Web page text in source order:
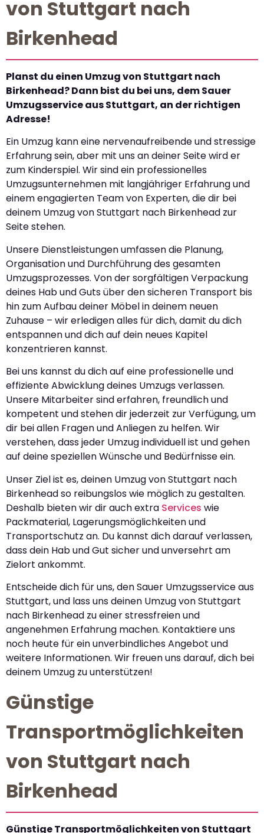
von Stuttgart nach
Birkenhead
Planst du einen Umzug von Stuttgart nach
Birkenhead? Dann bist du bei uns, dem Sauer
Umzugsservice aus Stuttgart, an der richtigen
Adresse!
Ein Umzug kann eine nervenaufreibende und stressige
Erfahrung sein, aber mit uns an deiner Seite wird er
zum Kinderspiel. Wir sind ein professionelles
Umzugsunternehmen mit langjähriger Erfahrung und
einem engagierten Team von Experten, die dir bei
deinem Umzug von Stuttgart nach Birkenhead zur
Seite stehen.
Unsere Dienstleistungen umfassen die Planung,
Organisation und Durchführung des gesamten
Umzugsprozesses. Von der sorgfältigen Verpackung
deines Hab und Guts über den sicheren Transport bis
hin zum Aufbau deiner Möbel in deinem neuen
Zuhause – wir erledigen alles für dich, damit du dich
entspannen und dich auf dein neues Kapitel
konzentrieren kannst.
Bei uns kannst du dich auf eine professionelle und
effiziente Abwicklung deines Umzugs verlassen.
Unsere Mitarbeiter sind erfahren, freundlich und
kompetent und stehen dir jederzeit zur Verfügung, um
dir bei allen Fragen und Anliegen zu helfen. Wir
verstehen, dass jeder Umzug individuell ist und gehen
auf deine speziellen Wünsche und Bedürfnisse ein.
Unser Ziel ist es, deinen Umzug von Stuttgart nach
Birkenhead so reibungslos wie möglich zu gestalten.
Deshalb bieten wir dir auch extra Services wie
Packmaterial, Lagerungsmöglichkeiten und
Transportschutz an. Du kannst dich darauf verlassen,
dass dein Hab und Gut sicher und unversehrt am
Zielort ankommt.
Entscheide dich für uns, den Sauer Umzugsservice aus
Stuttgart, und lass uns deinen Umzug von Stuttgart
nach Birkenhead zu einer stressfreien und
angenehmen Erfahrung machen. Kontaktiere uns
noch heute für ein unverbindliches Angebot und
weitere Informationen. Wir freuen uns darauf, dich bei
deinem Umzug zu unterstützen!
Günstige
Transportmöglichkeiten
von Stuttgart nach
Birkenhead
Günstige Transportmöglichkeiten von Stuttgart